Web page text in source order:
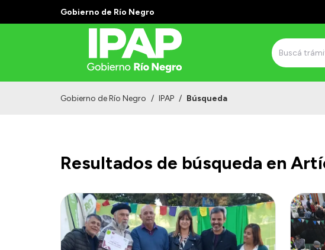
Gobierno de Río Negro
Gobierno de Río Negro / IPAP / Búsqueda
Resultados de búsqueda en